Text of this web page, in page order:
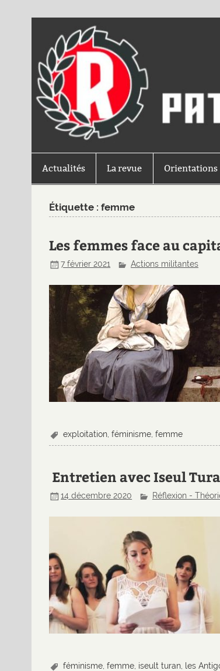
Actualités La revue Orientations
Étiquette :femme
Les femmes face au
7 février 2021 Actions militantes
exploitation ,féminisme ,femme
Entretien avec Iseul
14 décembre 2020 Réflexion -
féminisme ,femme iseult turan les